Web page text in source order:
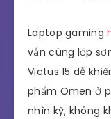
Laptop gaming
vắn cùng lớp
Victus 15 dễ
phẩm Omen ở
nhìn kỹ, không